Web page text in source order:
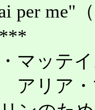
per me"
ッテイ
ア・マ